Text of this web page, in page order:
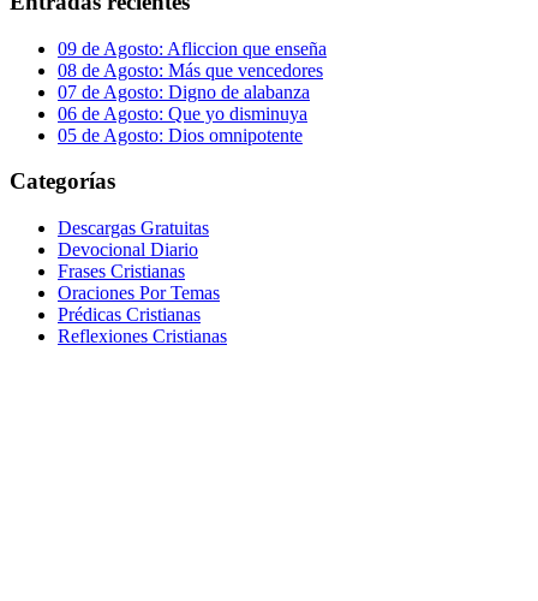
09 de Agosto: Afliccion que enseña
08 de Agosto: Más que vencedores
07 de Agosto: Digno de alabanza
06 de Agosto: Que yo disminuya
05 de Agosto: Dios omnipotente
Categorías
Descargas Gratuitas
Devocional Diario
Frases Cristianas
Oraciones Por Temas
Prédicas Cristianas
Reflexiones Cristianas